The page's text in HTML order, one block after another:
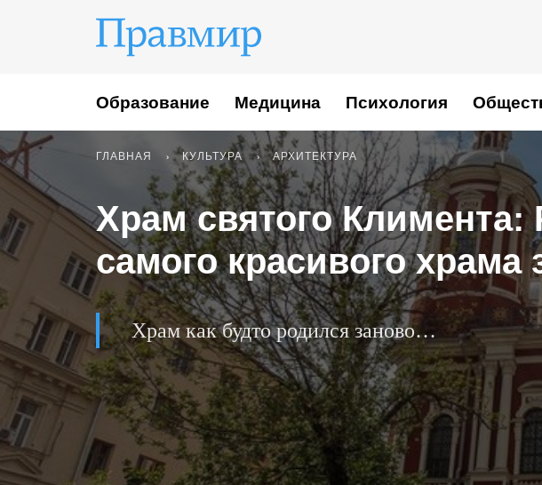
Образование Медицина Психология
ГЛАВНАЯ КУЛЬТУРА АРХИТЕКТУРА
Храм святого Климента:
самого красивого
Храм как будто родился заново…